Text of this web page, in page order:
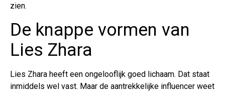
zien.
De knappe vormen van
Lies Zhara
Lies Zhara heeft een ongelooflijk goed lichaam. Dat staat
inmiddels wel vast. Maar de aantrekkelijke influencer weet